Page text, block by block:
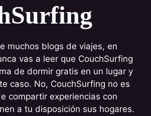
muchos blogs de viajes, en
vas a leer que CouchSurfing
de dormir gratis en un lugar y
caso. No, CouchSurfing no es
compartir experiencias con
a tu disposición sus hogares.